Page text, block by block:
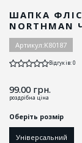
ШАПКА
NORTHMAN
Артикул:K80187
Відгуків: 0
99.00грн.
роздрібна ціна
Оберіть розмір
Універсальний